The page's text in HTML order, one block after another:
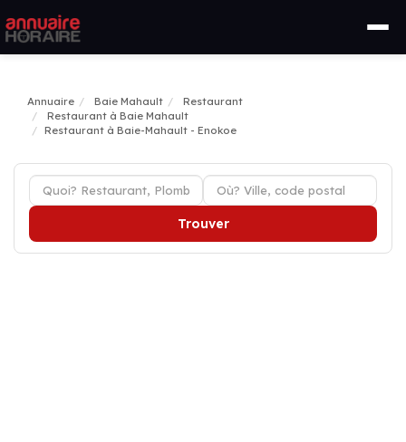
Annuaire Baie Mahault
Restaurant
Restaurant à Baie Mahault
Restaurant à Baie-Mahault - Enokoe
Trouver